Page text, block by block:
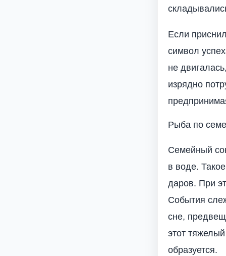
Если
символ
не
изрядно
Рыба по
Семейный
в воде.
даров. При
События
сне,
этот
образуется.